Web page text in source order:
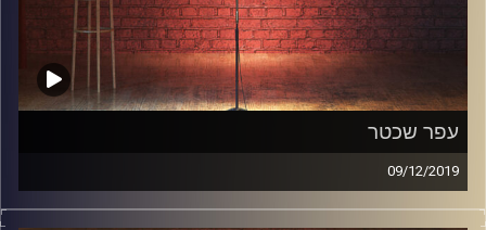
עפר שכטר
09/12/2019
איזה פרק חגיגי ומיוחד זה היה. עפר שכטר הגיע לאולפן לפרק